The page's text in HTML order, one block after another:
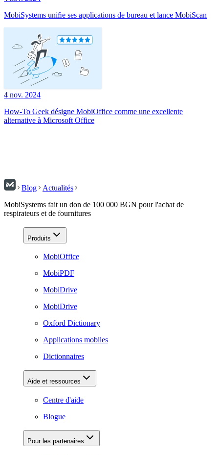
MobiSystems uniﬁe ses applications de bureau et lance MobiScan
4 nov. 2024
How-To Geek désigne MobiOffice comme une excellente
alternative à Microsoft Office
Blog
Actualités
MobiSystems fait un don de 100 000 BGN pour l'achat de
respirateurs et de fournitures
Produits
MobiOffice
MobiPDF
MobiDrive
MobiDrive
Oxford Dictionary
Applications mobiles
Dictionnaires
Aide et ressources
Centre d'aide
Blogue
Pour les partenaires